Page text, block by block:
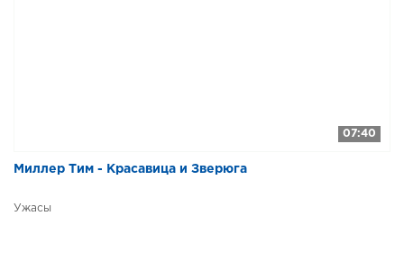
07:40
Миллер Тим - Красавица и Зверюга
Ужасы